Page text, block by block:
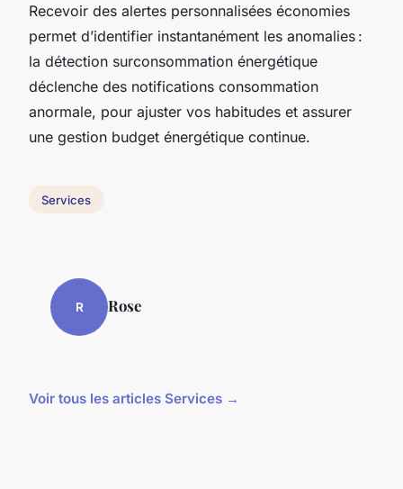
Recevoir des alertes personnalisées économies
permet d’identifier instantanément les anomalies :
la détection surconsommation énergétique
déclenche des notifications consommation
anormale, pour ajuster vos habitudes et assurer
une gestion budget énergétique continue.
Services
R Rose
Voir tous les articles Services →